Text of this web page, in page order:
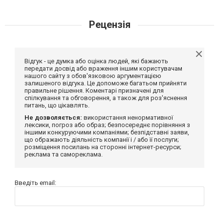
Рецензія
Відгук - це думка або оцінка людей, які бажають
передати досвід або враження іншим користувачам
нашого сайту з обов'язковою аргументацією
залишеного відгука. Це допоможе багатьом прийняти
правильне рішення. Коментарі призначені для
спілкування та обговорення, а також для роз'яснення
питань, що цікавлять.
Не дозволяється: використання ненормативної
лексики, погроз або образ; безпосереднє порівняння з
іншими конкуруючими компаніями; безпідставні заяви,
що ображають діяльність компанії і / або її послуги;
розміщення посилань на сторонні інтернет-ресурси;
реклама та самореклама.
Введіть email: